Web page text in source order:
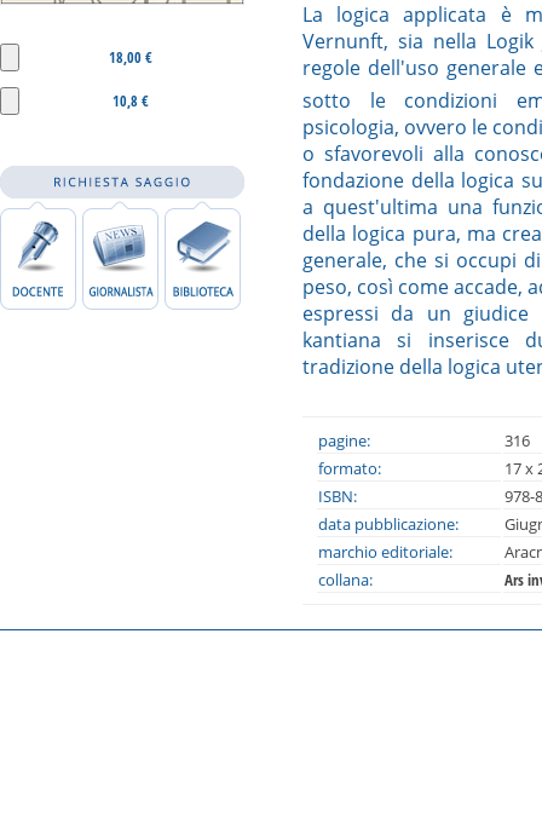
18,00 €
10,8 €
La logica applicata è
Vernunft, sia nella
regole dell'uso generale
sotto le condizioni
psicologia, ovvero le
o sfavorevoli alla
fondazione della logica
a quest'ultima una
della logica pura, ma
generale, che si occupi
peso, così come accade,
espressi da un
kantiana si inserisce
tradizione della logica
pagine:
316
formato:
17 x
ISBN:
978-
data pubblicazione:
marchio editoriale:
collana:
Ars